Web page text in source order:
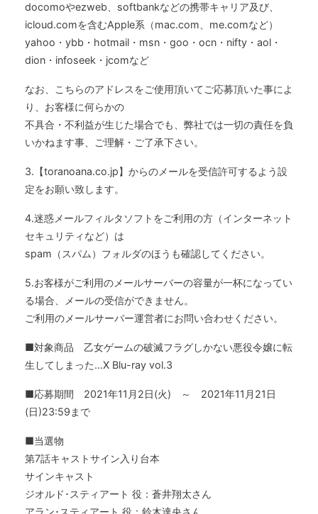
docomoやezweb、softbankなどの携帯キャリア及び、
icloud.comを含むApple系（mac.com、me.comなど）
yahoo・ybb・hotmail・msn・goo・ocn・nifty・aol・
dion・infoseek・jcomなど
なお、こちらのアドレスをご使用頂いてご応募頂いた事によ
り、お客様に何らかの
不具合・不利益が生じた場合でも、弊社では一切の責任を負
いかねます事、ご理解・ご了承下さい。
3.【toranoana.co.jp】からのメールを受信許可するよう設
定をお願い致します。
4.迷惑メールフィルタソフトをご利用の方（インターネット
セキュリティなど）は
spam（スパム）フォルダのほうも確認してください。
5.お客様がご利用のメールサーバーの容量が一杯になってい
る場合、メールの受信ができません。
ご利用のメールサーバー運営者にお問い合わせください。
■対象商品 乙女ゲームの破滅フラグしかない悪役令嬢に転
生してしまった…X Blu-ray vol.3
■応募期間 2021年11月2日(火) ～ 2021年11月21日
(日)23:59まで
■当選物
第7話キャストサイン入り台本
サインキャスト
ジオルド･スティアート 役：蒼井翔太さん